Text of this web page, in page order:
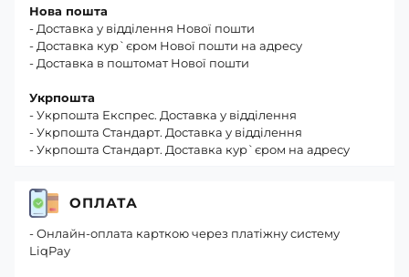
Нова пошта
- Доставка у відділення Нової пошти
- Доставка кур`єром Нової пошти на адресу
- Доставка в поштомат Нової пошти
Укрпошта
- Укрпошта Експрес. Доставка у відділення
- Укрпошта Стандарт. Доставка у відділення
- Укрпошта Стандарт. Доставка кур`єром на адресу
ОПЛАТА
- Онлайн-оплата карткою через платіжну систему
LiqPay